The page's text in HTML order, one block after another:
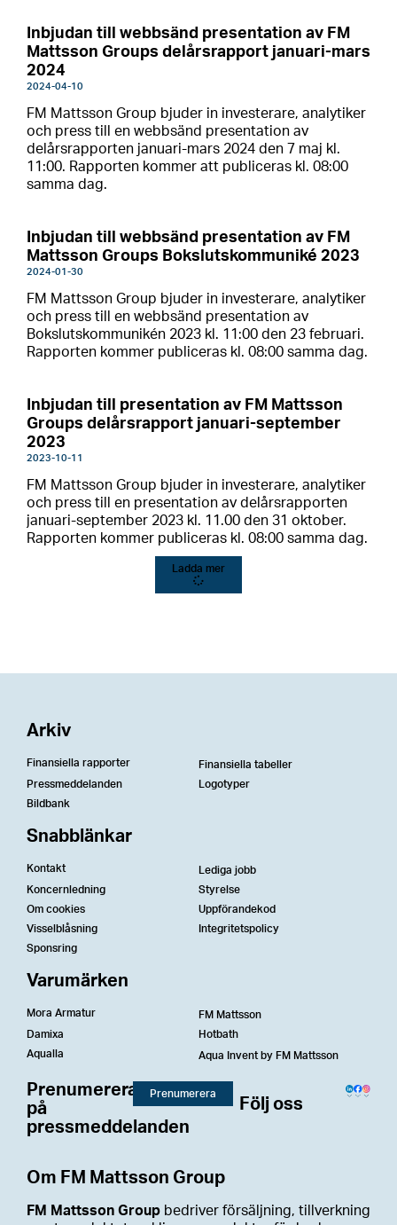
Inbjudan till webbsänd presentation av FM
Mattsson Groups delårsrapport januari-mars
2024
2024-04-10
FM Mattsson Group bjuder in investerare, analytiker
och press till en webbsänd presentation av
delårsrapporten januari-mars 2024 den 7 maj kl.
11:00. Rapporten kommer att publiceras kl. 08:00
samma dag.
Inbjudan till webbsänd presentation av FM
Mattsson Groups Bokslutskommuniké 2023
2024-01-30
FM Mattsson Group bjuder in investerare, analytiker
och press till en webbsänd presentation av
Bokslutskommunikén 2023 kl. 11:00 den 23 februari.
Rapporten kommer publiceras kl. 08:00 samma dag.
Inbjudan till presentation av FM Mattsson
Groups delårsrapport januari-september
2023
2023-10-11
FM Mattsson Group bjuder in investerare, analytiker
och press till en presentation av delårsrapporten
januari-september 2023 kl. 11.00 den 31 oktober.
Rapporten kommer publiceras kl. 08:00 samma dag.
Ladda mer
Om FM Mattsson Group
FM Mattsson Group bedriver försäljning, tillverkning
Arkiv
Finansiella rapporter
Finansiella tabeller
Pressmeddelanden
Logotyper
Bildbank
Snabblänkar
Kontakt
Lediga jobb
Koncernledning
Styrelse
Om cookies
Uppförandekod
Visselblåsning
Integritetspolicy
Sponsring
Varumärken
Mora Armatur
FM Mattsson
Damixa
Hotbath
Aqualla
Aqua Invent by FM Mattsson
Prenumerera
på
pressmeddelanden
Prenumerera
Följ oss